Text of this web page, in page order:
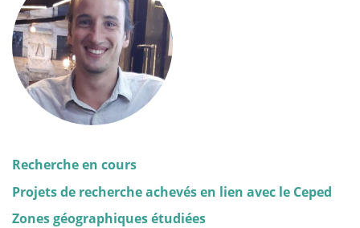
Recherche en cours
Projets de recherche achevés en lien avec le Ceped
Zones géographiques étudiées